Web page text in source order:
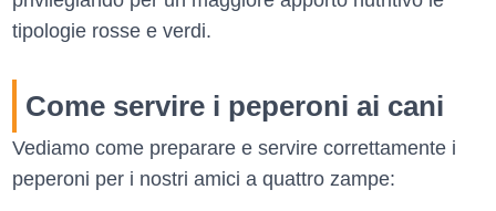
tipologie rosse e verdi.
Come servire i peperoni ai cani
Vediamo come preparare e servire correttamente i
peperoni per i nostri amici a quattro zampe: